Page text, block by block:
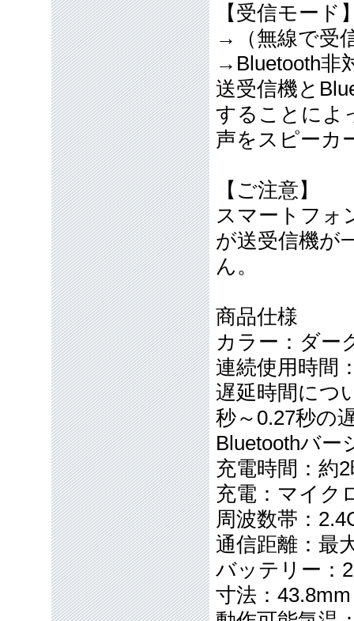
【受信モー
→（無線で受
→Bluetooth非
送受信機と
することによ
声をスピーカ
【ご注意】
スマートフォ
が送受信機が
ん。
商品仕様
カラー：ダー
連続使用時間
遅延時間につ
秒～0.27秒の
Bluetoothバー
充電時間：約
充電：マイク
周波数帯：
通信距離：最
バッテリー：
寸法：